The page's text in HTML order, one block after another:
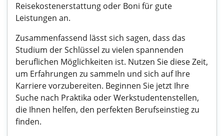
Reisekostenerstattung oder Boni für gute
Leistungen an.
Zusammenfassend lässt sich sagen, dass das
Studium der Schlüssel zu vielen spannenden
beruflichen Möglichkeiten ist. Nutzen Sie diese Zeit,
um Erfahrungen zu sammeln und sich auf Ihre
Karriere vorzubereiten. Beginnen Sie jetzt Ihre
Suche nach Praktika oder Werkstudentenstellen,
die Ihnen helfen, den perfekten Berufseinstieg zu
finden.